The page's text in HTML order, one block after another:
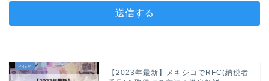
【2023年最新】メキシコでRFC(納税者